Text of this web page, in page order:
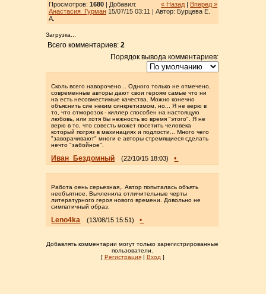
« Назад | Вперед »
Просмотров: 1680| Добавил:
Анастасия_Гурман15/07/15 03:11 | Автор: Бурцева Е.
А.
Загрузка...
Всего комментариев:2
Порядок вывода комментариев:
Сколь всего наворочено... Одного только не отмечено,
современные авторы дают свои героям самые что ни
на есть несовместимые качества. Можно конечно
объяснить сие неким синкретизмом, но... Я не верю в
то, что отморозок - киллер способен на настоящую
любовь, или хотя бы нежность во время "этого". Я не
верю в то, что совесть может посетить человека
который погряз в махинациях и подлости... Много чего
"заворачивают" многи е авторы стремящиеся сделать
нечто "забойное".
Иван_Бездомный (22/10/15 18:03) •
Работа оень серьезная,. Автор попыталась объять
необъятное. Вычленила отличительные черты
литературного героя нового времени. Довольно не
симпатичный образ.
Leno4ka (13/08/15 15:51) •
Добавлять комментарии могут только зарегистрированные
пользователи.
[ Регистрация| Вход ]